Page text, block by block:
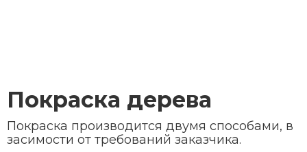
Покраска дерева
Покраска производится двумя способами, в
засимости от требований заказчика.